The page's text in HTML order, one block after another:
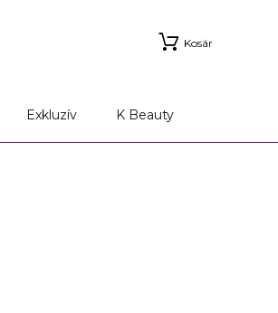
Kosár
Exkluzív K Beauty